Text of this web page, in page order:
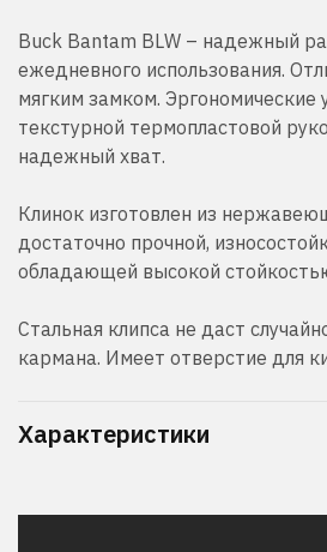
Buck Bantam BLW – надежный
ежедневного использования.
мягким замком. Эргономические
текстурной термопластовой
надежный хват.
Клинок изготовлен из
достаточно прочной,
обладающей высокой
Стальная клипса не даст
кармана. Имеет отверстие для
Характеристики